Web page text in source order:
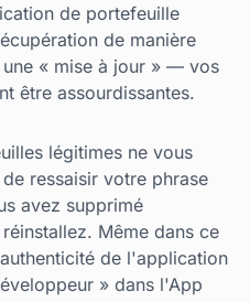
de portefeuille
de manière
« mise à jour » — vos
être assourdissantes.
légitimes ne vous
ressaisir votre phrase
avez supprimé
Même dans ce
de l'application
» dans l'App